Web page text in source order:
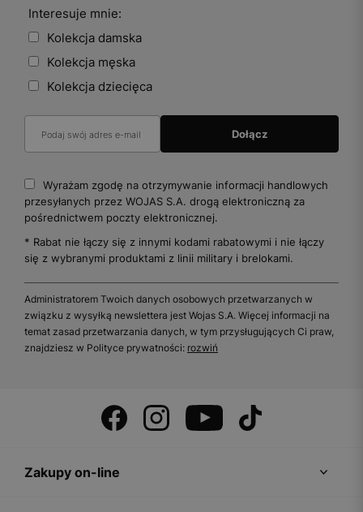
Interesuje mnie:
Kolekcja damska
Kolekcja męska
Kolekcja dziecięca
Wyrażam zgodę na otrzymywanie informacji handlowych
przesyłanych przez WOJAS S.A. drogą elektroniczną za
pośrednictwem poczty elektronicznej.
* Rabat nie łączy się z innymi kodami rabatowymi i nie łączy
się z wybranymi produktami z linii military i brelokami.
Administratorem Twoich danych osobowych przetwarzanych w
związku z wysyłką newslettera jest Wojas S.A. Więcej informacji na
temat zasad przetwarzania danych, w tym przysługujących Ci praw,
znajdziesz w Polityce prywatności: rozwiń
Zakupy on-line